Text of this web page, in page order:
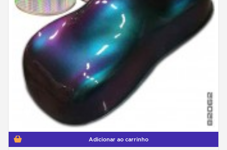
Adicionar ao carrinho